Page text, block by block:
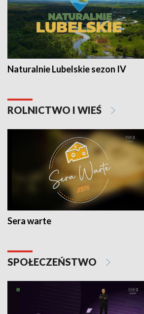
Naturalnie Lubelskie sezon IV
ROLNICTWO I WIEŚ
Sera warte
SPOŁECZEŃSTWO